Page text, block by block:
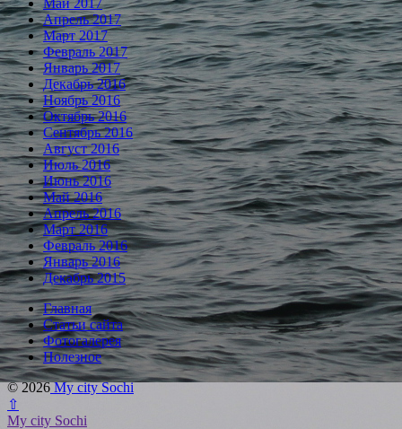
Апрель 2017
Март 2017
Февраль 2017
Январь 2017
Декабрь 2016
Ноябрь 2016
Октябрь 2016
Сентябрь 2016
Август 2016
Июль 2016
Июнь 2016
Май 2016
Апрель 2016
Март 2016
Февраль 2016
Январь 2016
Декабрь 2015
Главная
Статьи сайта
Фотогалерея
Полезное
© 2026My city Sochi
⇧
My city Sochi